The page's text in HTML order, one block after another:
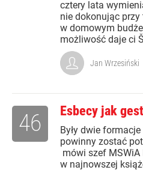
cztery lata
nie dokonując
w domowym
możliwość daje ci
Jan Wrzesiński
Esbecy jak
Były dwie
powinny zostać
mówi szef MSWiA
w najnowszej
46